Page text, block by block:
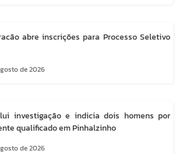
abre inscrições para Processo Seletivo
de 2026
investigação e indicia dois homens por
qualificado em Pinhalzinho
de 2026